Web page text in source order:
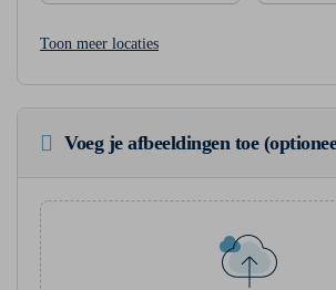
Toon meer locaties
Voeg je afbeeldingen toe